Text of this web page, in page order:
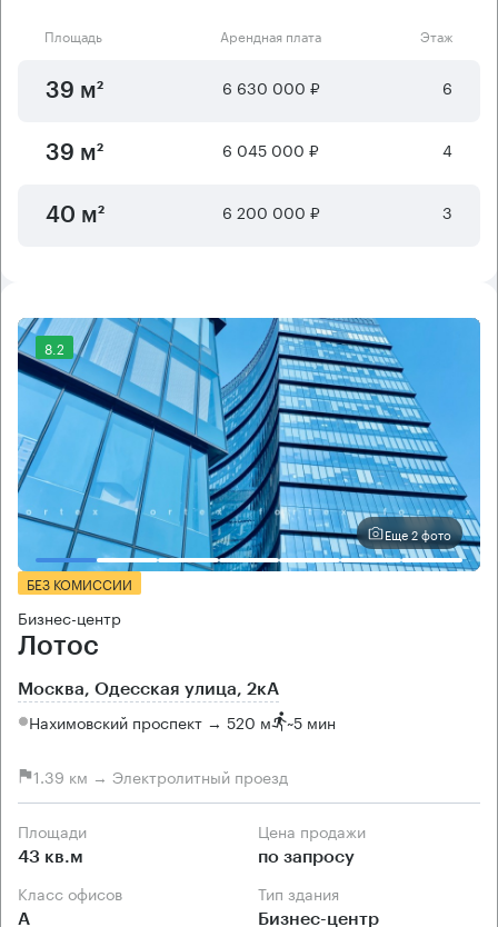
Площадь Арендная плата Этаж
39 м² 6 630 000 ₽ 6
39 м² 6 045 000 ₽ 4
40 м² 6 200 000 ₽ 3
8.2
Еще 2 фото
БЕЗ КОМИССИИ
Бизнес-центр
Лотос
Москва, Одесская улица, 2кА
Нахимовский проспект → 520 м ~5 мин
1.39 км → Электролитный проезд
Площади
43 кв.м
Цена продажи
по запросу
Класс офисов
А
Тип здания
Бизнес-центр